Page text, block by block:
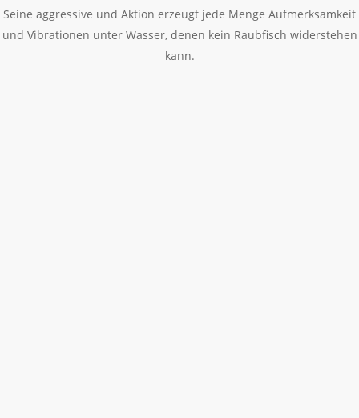
Seine aggressive und Aktion erzeugt jede Menge Aufmerksamkeit
und Vibrationen unter Wasser, denen kein Raubfisch widerstehen
kann.